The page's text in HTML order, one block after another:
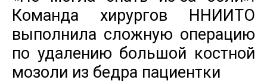
Команда хирургов ННИИТО
выполнила сложную операцию
по удалению большой костной
мозоли из бедра пациентки